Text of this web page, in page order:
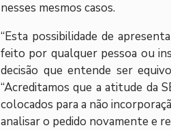
nesses mesmos casos.
“Esta possibilidade de
feito por qualquer pessoa ou
decisão que entende ser
“Acreditamos que a atitude da
colocados para a não
analisar o pedido novamente e